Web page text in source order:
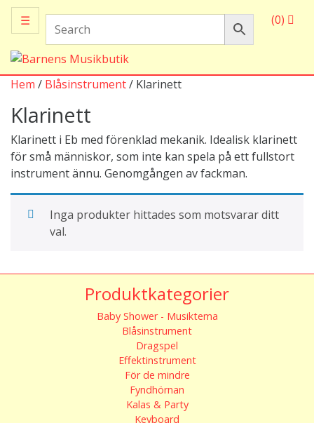
☰ (0)
Hem / Blåsinstrument/ Klarinett
Klarinett
Klarinett i Eb med förenklad mekanik. Idealisk klarinett
för små människor, som inte kan spela på ett fullstort
instrument ännu. Genomgången av fackman.
Inga produkter hittades som motsvarar ditt
val.
Produktkategorier
Baby Shower - Musiktema
Blåsinstrument
Dragspel
Effektinstrument
För de mindre
Fyndhörnan
Kalas & Party
Keyboard